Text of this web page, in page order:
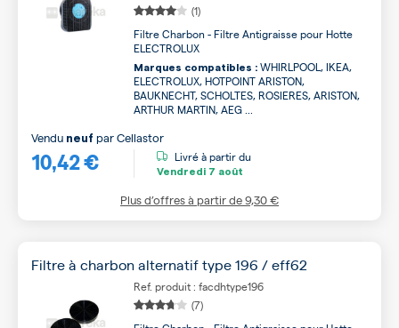
(1)
Filtre Charbon - Filtre Antigraisse pour Hotte
ELECTROLUX
Marques compatibles : WHIRLPOOL, IKEA,
ELECTROLUX, HOTPOINT ARISTON,
BAUKNECHT, SCHOLTES, ROSIERES, ARISTON,
ARTHUR MARTIN, AEG ...
10,42 €
Vendu neuf parCellastor
Livré à partir du
Vendredi 7 août
Plus d’offres à partir de9,30 €
Filtre à charbon alternatif type 196 / eff62
Ref. produit : facdhtype196
(7)